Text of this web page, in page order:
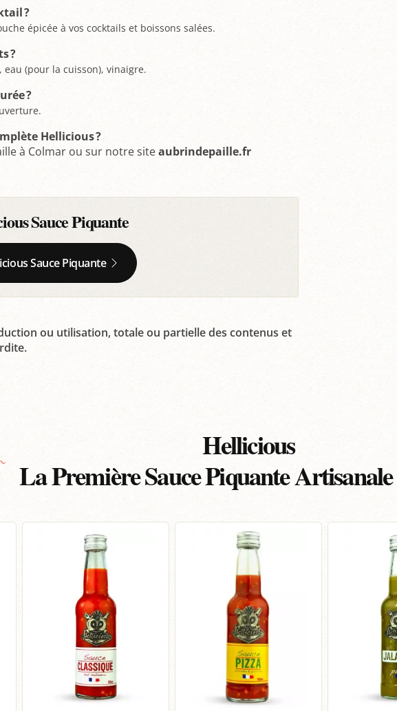
?
épicée à vos cocktails et boissons salées.
?
eau (pour la cuisson), vinaigre.
?
Hellicious ?
à Colmar ou sur notre siteaubrindepaille.fr
Sauce Piquante
Sauce Piquante
ou utilisation, totale ou partielle des contenus et
Hellicious
La Première Sauce Piquante